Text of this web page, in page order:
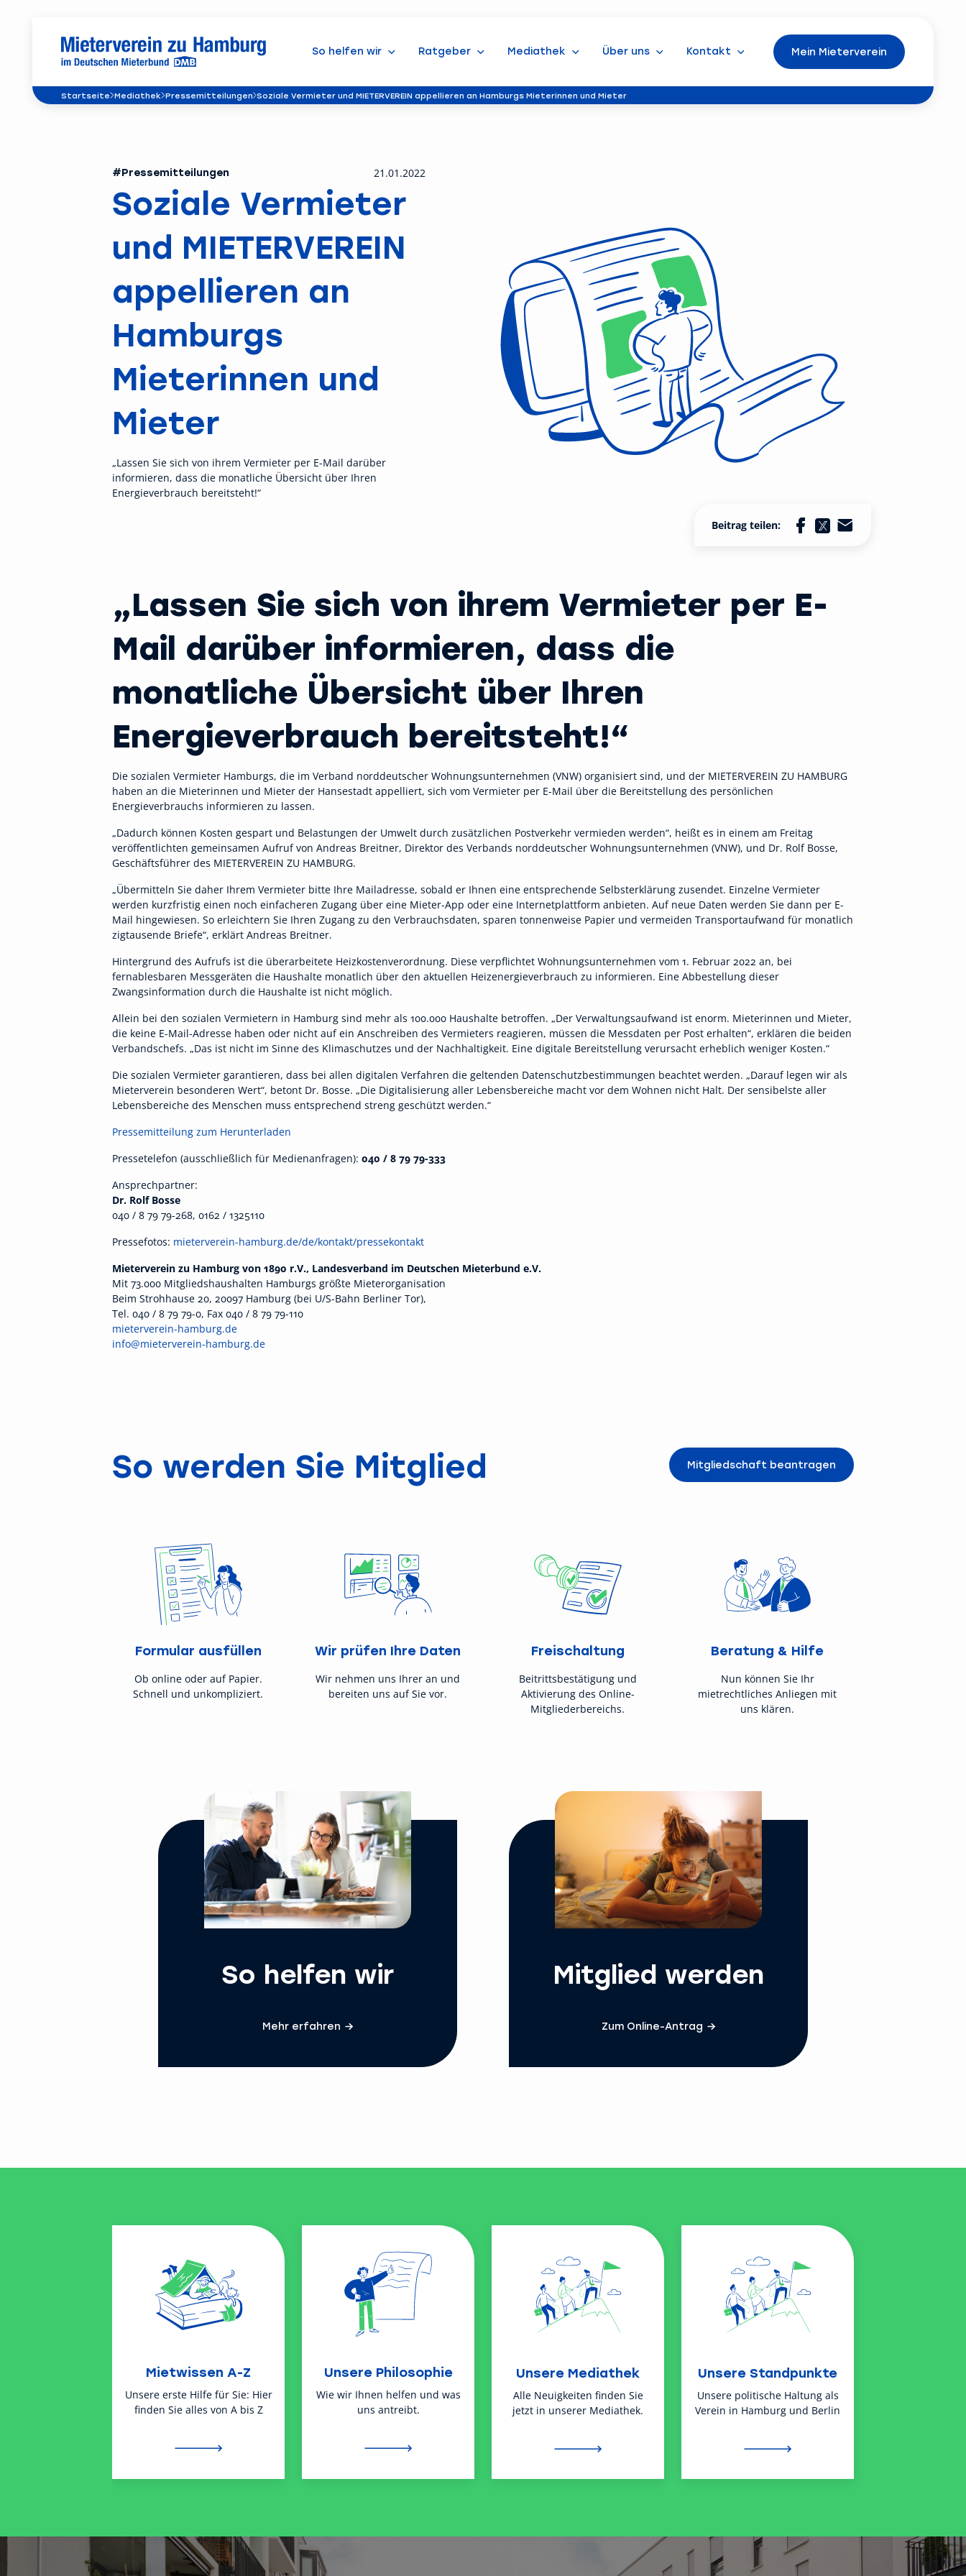
So helfen wir Ratgeber Mediathek Über uns Kontakt Mein Mieterverein
Startseite Mediathek Pressemitteilungen Soziale Vermieter und MIETERVEREIN appellieren an Hamburgs Mieterinnen und Mieter
#Pressemitteilungen 21.01.2022
Soziale Vermieter
und MIETERVEREIN
appellieren an
Hamburgs
Mieterinnen und
Mieter
„Lassen Sie sich von ihrem Vermieter per E-Mail darüber
informieren, dass die monatliche Übersicht über Ihren
Energieverbrauch bereitsteht!“
Beitrag teilen:
„Lassen Sie sich von ihrem Vermieter per E-
Mail darüber informieren, dass die
monatliche Übersicht über Ihren
Energieverbrauch bereitsteht!“
Die sozialen Vermieter Hamburgs, die im Verband norddeutscher Wohnungsunternehmen (VNW) organisiert sind, und der MIETERVEREIN ZU HAMBURG
haben an die Mieterinnen und Mieter der Hansestadt appelliert, sich vom Vermieter per E-Mail über die Bereitstellung des persönlichen
Energieverbrauchs informieren zu lassen.
„Dadurch können Kosten gespart und Belastungen der Umwelt durch zusätzlichen Postverkehr vermieden werden“, heißt es in einem am Freitag
veröffentlichten gemeinsamen Aufruf von Andreas Breitner, Direktor des Verbands norddeutscher Wohnungsunternehmen (VNW), und Dr. Rolf Bosse,
Geschäftsführer des MIETERVEREIN ZU HAMBURG.
„Übermitteln Sie daher Ihrem Vermieter bitte Ihre Mailadresse, sobald er Ihnen eine entsprechende Selbsterklärung zusendet. Einzelne Vermieter
werden kurzfristig einen noch einfacheren Zugang über eine Mieter-App oder eine Internetplattform anbieten. Auf neue Daten werden Sie dann per E-
Mail hingewiesen. So erleichtern Sie Ihren Zugang zu den Verbrauchsdaten, sparen tonnenweise Papier und vermeiden Transportaufwand für monatlich
zigtausende Briefe“, erklärt Andreas Breitner.
Hintergrund des Aufrufs ist die überarbeitete Heizkostenverordnung. Diese verpflichtet Wohnungsunternehmen vom 1. Februar 2022 an, bei
fernablesbaren Messgeräten die Haushalte monatlich über den aktuellen Heizenergieverbrauch zu informieren. Eine Abbestellung dieser
Zwangsinformation durch die Haushalte ist nicht möglich.
Allein bei den sozialen Vermietern in Hamburg sind mehr als 100.000 Haushalte betroffen. „Der Verwaltungsaufwand ist enorm. Mieterinnen und Mieter,
die keine E-Mail-Adresse haben oder nicht auf ein Anschreiben des Vermieters reagieren, müssen die Messdaten per Post erhalten“, erklären die beiden
Verbandschefs. „Das ist nicht im Sinne des Klimaschutzes und der Nachhaltigkeit. Eine digitale Bereitstellung verursacht erheblich weniger Kosten.“
Die sozialen Vermieter garantieren, dass bei allen digitalen Verfahren die geltenden Datenschutzbestimmungen beachtet werden. „Darauf legen wir als
Mieterverein besonderen Wert“, betont Dr. Bosse. „Die Digitalisierung aller Lebensbereiche macht vor dem Wohnen nicht Halt. Der sensibelste aller
Lebensbereiche des Menschen muss entsprechend streng geschützt werden.“
Pressemitteilung zum Herunterladen
Pressetelefon (ausschließlich für Medienanfragen): 040 / 8 79 79-333
Ansprechpartner:
Dr. Rolf Bosse
040 / 8 79 79-268, 0162 / 1325110
Pressefotos: mieterverein-hamburg.de/de/kontakt/pressekontakt
Mieterverein zu Hamburg von 1890 r.V., Landesverband im Deutschen Mieterbund e.V.
Mit 73.000 Mitgliedshaushalten Hamburgs größte Mieterorganisation
Beim Strohhause 20, 20097 Hamburg (bei U/S-Bahn Berliner Tor),
Tel. 040 / 8 79 79-0, Fax 040 / 8 79 79-110
mieterverein-hamburg.de
info@mieterverein-hamburg.de
So werden Sie Mitglied Mitgliedschaft beantragen
Formular ausfüllen
Ob online oder auf Papier.
Schnell und unkompliziert.
Wir prüfen Ihre Daten
Wir nehmen uns Ihrer an und
bereiten uns auf Sie vor.
Freischaltung
Beitrittsbestätigung und
Aktivierung des Online-
Mitgliederbereichs.
Beratung & Hilfe
Nun können Sie Ihr
mietrechtliches Anliegen mit
uns klären.
So helfen wir
Mehr erfahren
Mitglied werden
Zum Online-Antrag
Mietwissen A-Z
Unsere erste Hilfe für Sie: Hier
finden Sie alles von A bis Z
Unsere Philosophie
Wie wir Ihnen helfen und was
uns antreibt.
Unsere Mediathek
Alle Neuigkeiten finden Sie
jetzt in unserer Mediathek.
Unsere Standpunkte
Unsere politische Haltung als
Verein in Hamburg und Berlin